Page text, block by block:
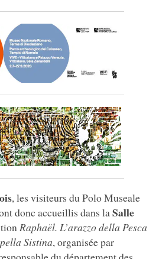
, les visiteurs du Polo Museale
donc accueillis dans laSalle
Raphaël. L’arazzo della Pesca
Sistina, organisée par